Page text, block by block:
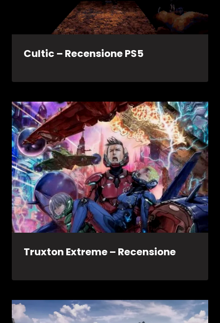
Cultic – Recensione PS5
Truxton Extreme – Recensione